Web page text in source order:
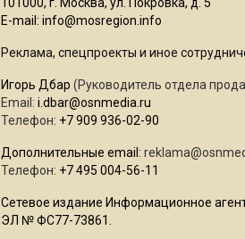
E-mail: info@mosregion.info
Реклама, спецпроекты и иное
Игорь Дбар (Руководитель отдела
Email: i.dbar@osnmedia.ru
Телефон: +7 909 936-02-90
Дополнительные email:
Телефон: +7 495 004-56-11
Сетевое издание Информационное
ЭЛ № ФС77-73861.